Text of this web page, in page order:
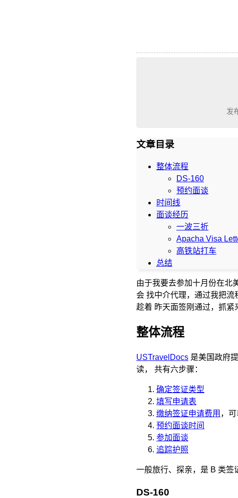
发
文章目录
整体流程
DS-160
预约面谈
时间线
面谈经历
一波三折
Apacha Visa
高铁站打车
总结
由于我要去参加十月份在北
会 找中介代理，通过我把
趁着 昨天面签刚通过，抓紧
整体流程
USTravelDocs 是美国政府
读， 共有六步骤：
确定签证类型
填写申请表
缴纳签证申请费用 ，
预约面谈时间
参加面谈
追踪护照
一般旅行、探亲，是 B 类签
DS-160